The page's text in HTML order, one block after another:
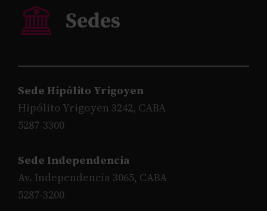
Sede Hipólito Yrigoyen
Hipólito Yrigoyen 3242, CABA
5287-3300
Sede Independencia
Av. Independencia 3065, CABA
5287-3200